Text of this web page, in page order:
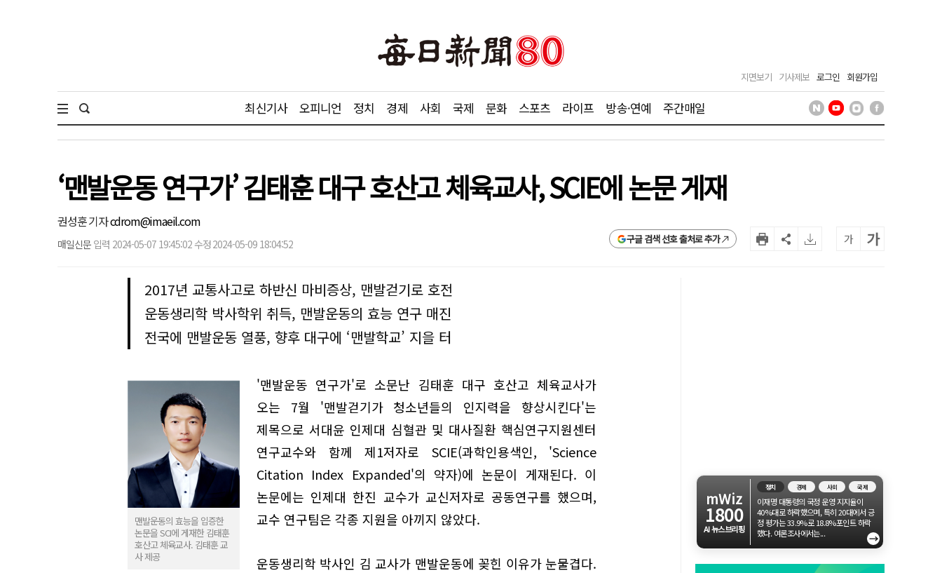
지면보기 기사제보 로그인 회원가입
최신기사 오피니언 정치 경제 사회 국제 문화 스포츠 라이프 방송·연예 주간매일
‘맨발운동 연구가’ 김태훈 대구 호산고 체육교사, SCIE에 논문 게재
권성훈 기자cdrom@imaeil.com
매일신문 입력 2024-05-07 19:45:02 수정 2024-05-09 18:04:52 구글 검색 선호 출처로 추가 가 가
2017년 교통사고로 하반신 마비증상, 맨발걷기로 호전
운동생리학 박사학위 취득, 맨발운동의 효능 연구 매진
전국에 맨발운동 열풍, 향후 대구에 ‘맨발학교’ 지을 터
맨발운동의 효능을 입증한
논문을 SCI에 게재한 김태훈
호산고 체육교사. 김태훈 교
사 제공
'맨발운동 연구가'로 소문난 김태훈 대구 호산고 체육교사가
오는 7월 '맨발걷기가 청소년들의 인지력을 향상시킨다'는
제목으로 서대윤 인제대 심혈관 및 대사질환 핵심연구지원센터
연구교수와 함께 제1저자로 SCIE(과학인용색인, 'Science
Citation Index Expanded'의 약자)에 논문이 게재된다. 이
논문에는 인제대 한진 교수가 교신저자로 공동연구를 했으며,
교수 연구팀은 각종 지원을 아끼지 않았다.
운동생리학 박사인 김 교사가 맨발운동에 꽂힌 이유가 눈물겹다.
mWiz
1800
AI 뉴스브리핑
정치 경제 사회 국제
이재명 대통령의 국정 운영 지지율이
40%대로 하락했으며, 특히 20대에서 긍
정 평가는 33.9%로 18.8%포인트 하락
했다. 여론조사에서는...
→